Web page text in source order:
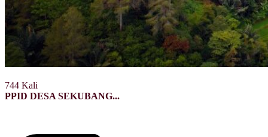
744 Kali
PPID DESA SEKUBANG...